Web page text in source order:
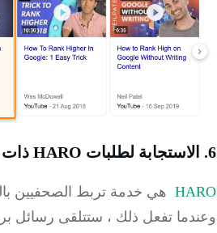
6. الاستجابة لطلبات HARO ذات
HARO هي خدمة تربط الصحفيين
وعندما تفعل ذلك ، ستتلقى رسائل